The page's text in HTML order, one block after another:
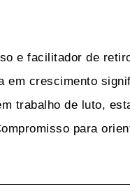
e facilitador de
em crescimento
trabalho de luto,
para